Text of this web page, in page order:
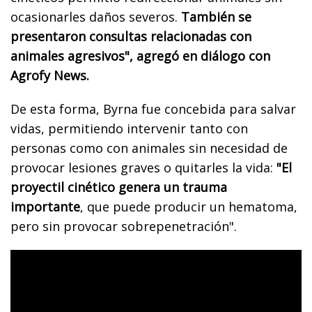
ocasionarles daños severos. También se
presentaron consultas relacionadas con
animales agresivos", agregó en diálogo con
Agrofy News.
De esta forma, Byrna fue concebida para salvar
vidas, permitiendo intervenir tanto con
personas como con animales sin necesidad de
provocar lesiones graves o quitarles la vida: "El
proyectil cinético genera un trauma
importante, que puede producir un hematoma,
pero sin provocar sobrepenetración".